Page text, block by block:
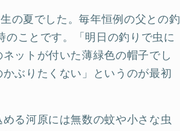
の夏でした。毎年恒例の父との釣
のことです。「明日の釣りで虫に
ットが付いた薄緑色の帽子でし
ぶりたくない」というのが最初
る河原には無数の蚊や小さな虫